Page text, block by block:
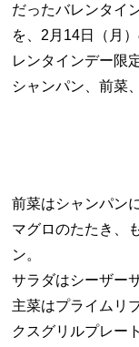
だったバレンタイ
を、2月14日（月
レンタインデー限
シャンパン、前菜
前菜はシャンパン
マグロのたたき、
ン。
サラダはシーザー
主菜はプライムリ
クスグリルプレー